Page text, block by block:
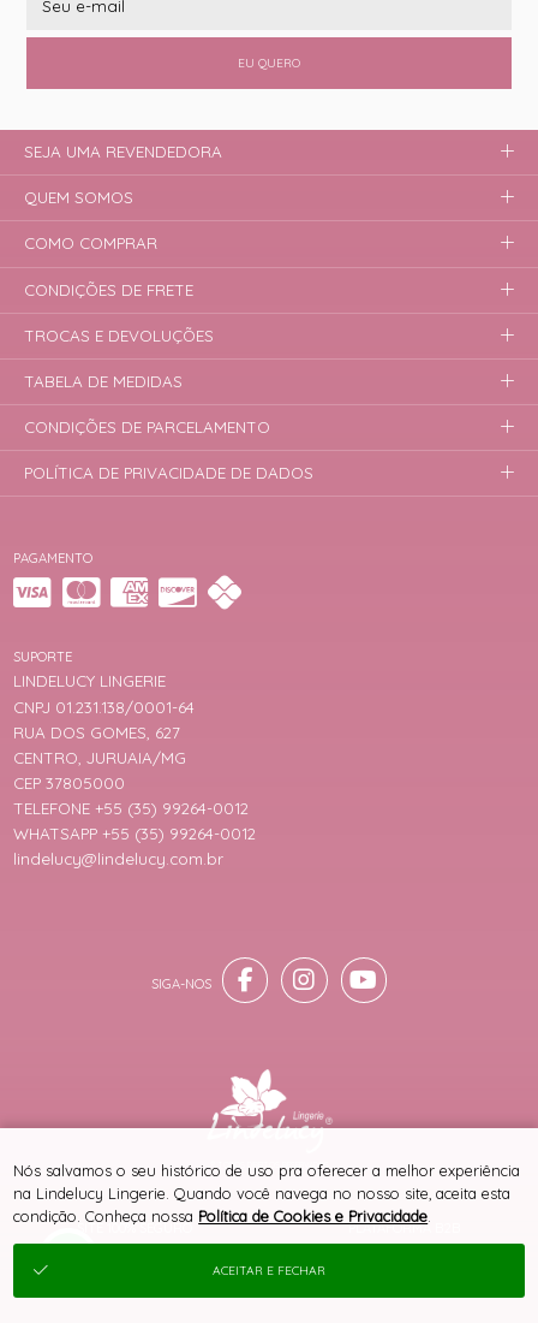
EU QUERO
PAGAMENTO
SITE 100% SEGURO PLATAFORMA B2B
SUPORTE
LINDELUCY LINGERIE
CNPJ 01.231.138/0001-64
RUA DOS GOMES, 627
CENTRO, JURUAIA/MG
CEP 37805000
TELEFONE +55 (35) 99264-0012
WHATSAPP +55 (35) 99264-0012
lindelucy@lindelucy.com.br
SEJA UMA REVENDEDORA
QUEM SOMOS
COMO COMPRAR
CONDIÇÕES DE FRETE
TROCAS E DEVOLUÇÕES
TABELA DE MEDIDAS
CONDIÇÕES DE PARCELAMENTO
POLÍTICA DE PRIVACIDADE DE DADOS
® TODOS DIREITOS RESERVADOS
Nós salvamos o seu histórico de uso pra oferecer a melhor experiência
na Lindelucy Lingerie. Quando você navega no nosso site, aceita esta
condição. Conheça nossa Política de Cookies e Privacidade
ACEITAR E FECHAR